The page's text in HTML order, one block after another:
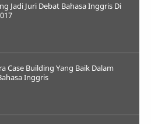
Jadi Juri Debat Bahasa Inggris Di
Case Building Yang Baik Dalam
Inggris